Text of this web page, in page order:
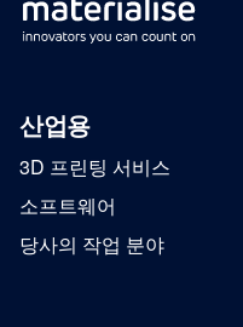
산업용
3D 프린팅 서비스
소프트웨어
당사의 작업 분야